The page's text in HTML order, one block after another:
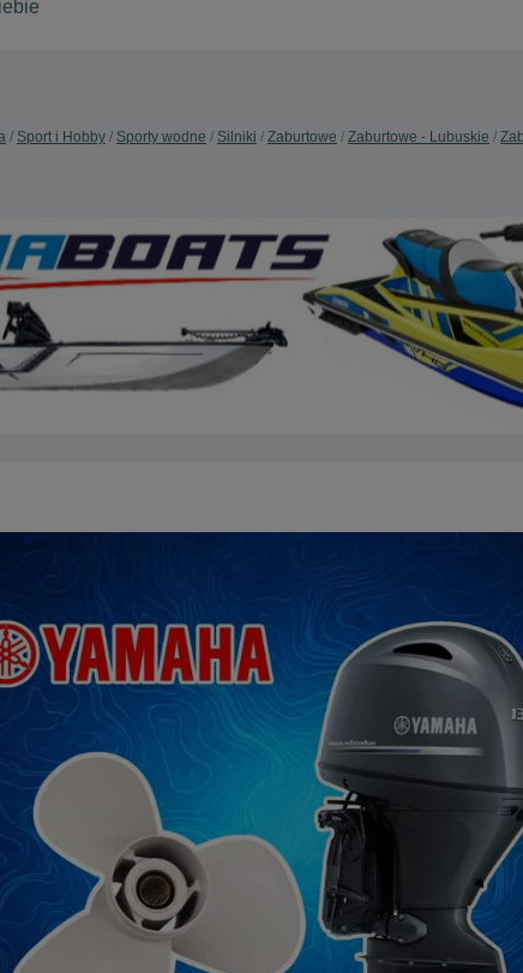
Sport i Hobby Sporty wodne Silniki Zaburtowe Zaburtowe - Lubuskie